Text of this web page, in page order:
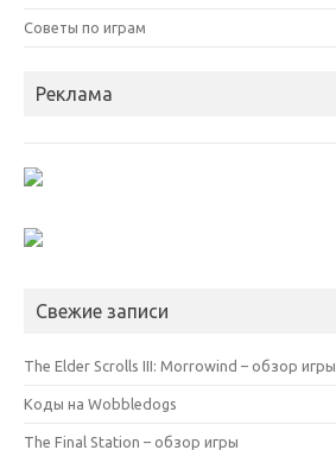
Советы по играм
Реклама
Свежие записи
The Elder Scrolls III: Morrowind – обзор игры
Коды на Wobbledogs
The Final Station – обзор игры